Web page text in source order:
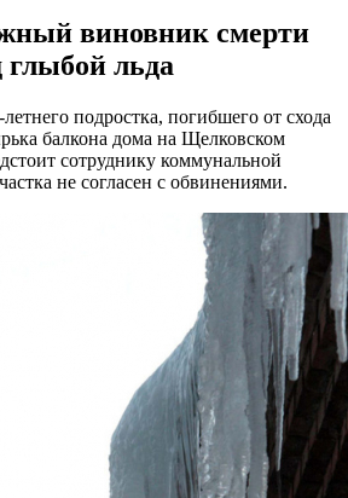
виновник смерти
глыбой льда
подростка, погибшего от схода
балкона дома на Щелковском
сотруднику коммунальной
не согласен с обвинениями.